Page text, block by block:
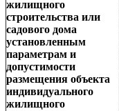
жилищного
строительства или
садового дома
установленным
параметрам и
допустимости
размещения объекта
индивидуального
жилищного